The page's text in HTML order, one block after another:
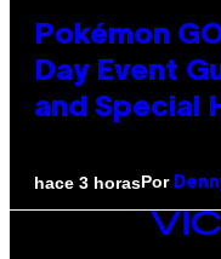
Pokémon
Day Event
and Special
hace 3 horasPor
VICE